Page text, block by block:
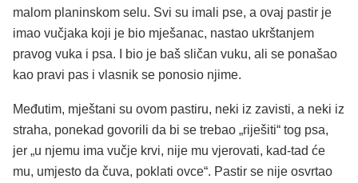
malom planinskom selu. Svi su imali pse, a ovaj pastir je
imao vučjaka koji je bio mješanac, nastao ukrštanjem
pravog vuka i psa. I bio je baš sličan vuku, ali se ponašao
kao pravi pas i vlasnik se ponosio njime.
Međutim, mještani su ovom pastiru, neki iz zavisti, a neki iz
straha, ponekad govorili da bi se trebao „riješiti“ tog psa,
jer „u njemu ima vučje krvi, nije mu vjerovati, kad-tad će
mu, umjesto da čuva, poklati ovce“. Pastir se nije osvrtao